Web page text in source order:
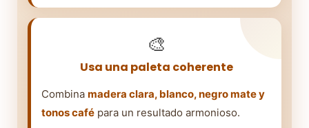
🎨
Usa una paleta coherente
Combina madera clara, blanco, negro mate y
tonos café para un resultado armonioso.